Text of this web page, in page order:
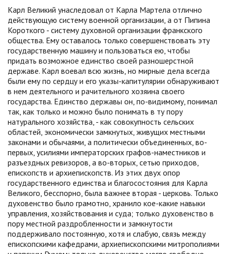
Карл Великий унаследовал от Карла Мартела отлично
действующую систему военной организации, а от Пипина
Короткого - систему духовной организации франкского
общества. Ему оставалось только совершенствовать эту
государственную машину и пользоваться ею, чтобы
придать возможное единство своей разношерстной
державе. Карл воевал всю жизнь, но мирные дела всегда
были ему по сердцу и его указы-капитулярии обнаруживают
в нем деятельного и рачительного хозяина своего
государства. Единство державы он, по-видимому, понимал
так, как только и можно было понимать в ту пору
натурального хозяйства, - как совокупность сельских
областей, экономически замкнутых, живущих местными
законами и обычаями, а политически объединенных, во-
первых, усилиями императорских графов-наместников и
разъездных ревизоров, а во-вторых, сетью приходов,
епископств и архиепископств. Из этих двух опор
государственного единства и благосостояния для Карла
Великого, бесспорно, была важнее вторая - церковь. Только
духовенство было грамотно, хранило кое-какие навыки
управления, хозяйствования и суда; только духовенство в
пору местной раздробленности и замкнутости
поддерживало постоянную, хотя и слабую, связь между
епископскими кафедрами, архиепископскими митрополиями